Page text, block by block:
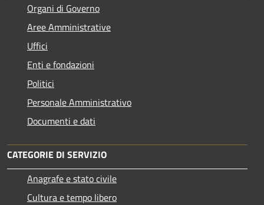
Organi di Governo
Aree Amministrative
Uffici
Enti e fondazioni
Politici
Personale Amministrativo
Documenti e dati
CATEGORIE DI SERVIZIO
Anagrafe e stato civile
Cultura e tempo libero